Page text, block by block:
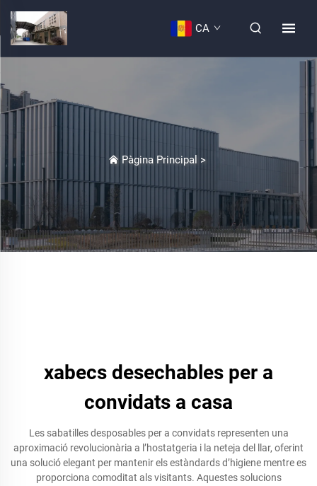
CA
Pàgina Principal >
xabecs desechables per a
convidats a casa
Les sabatilles desposables per a convidats representen una
aproximació revolucionària a l’hostatgeria i la neteja del llar, oferint
una solució elegant per mantenir els estàndards d’higiene mentre es
proporciona comoditat als visitants. Aquestes solucions